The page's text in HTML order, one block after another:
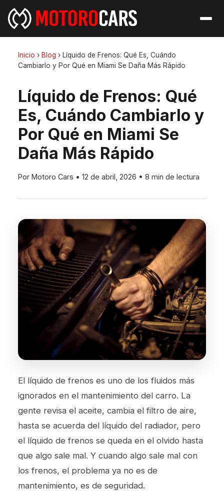
Inicio › Blog › Líquido de Frenos: Qué Es, Cuándo
Cambiarlo y Por Qué en Miami Se Daña Más Rápido
Líquido de Frenos: Qué
Es, Cuándo Cambiarlo y
Por Qué en Miami Se
Daña Más Rápido
Por Motoro Cars • 12 de abril, 2026 • 8 min de lectura
El líquido de frenos es uno de los fluidos más
ignorados en el mantenimiento del carro. La
gente revisa el aceite, cambia el filtro de aire,
hasta se acuerda del líquido del radiador, pero
el líquido de frenos se queda en el olvido hasta
que algo sale mal. Y cuando algo sale mal con
los frenos, el problema ya no es de
mantenimiento, es de seguridad.